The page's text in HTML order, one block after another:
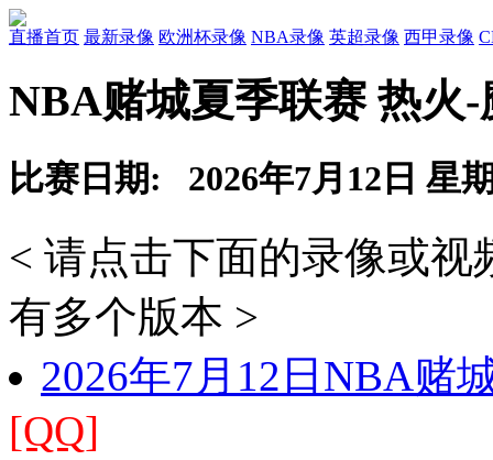
直播首页 最新录像 欧洲杯录像 NBA录像 英超录像 西甲录像
NBA赌城夏季联赛 热火
比赛日期: 2026年7月12日 星
< 请点击下面的录像或
有多个版本 >
2026年7月12日NBA赌
[QQ]